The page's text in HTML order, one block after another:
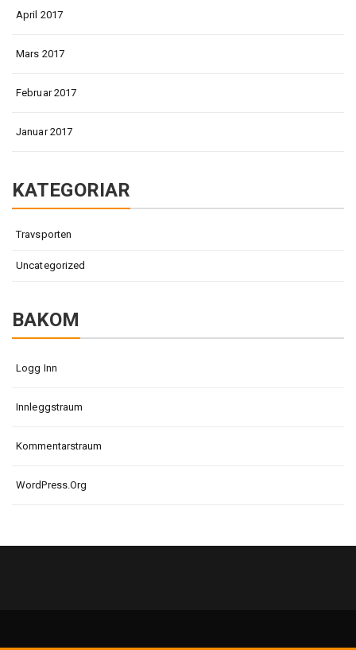
April 2017
Mars 2017
Februar 2017
Januar 2017
KATEGORIAR
Travsporten
Uncategorized
BAKOM
Logg Inn
Innleggstraum
Kommentarstraum
WordPress.org